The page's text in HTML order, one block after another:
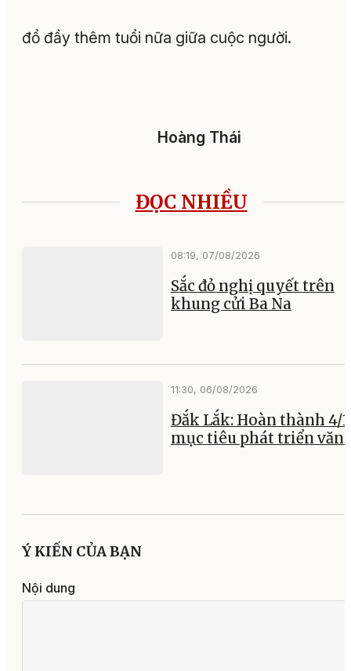
đổ đầy thêm tuổi nữa giữa cuộc người.
Hoàng Thái
ĐỌC NHIỀU
08:19, 07/08/2026
Sắc đỏ nghị quyết trên
khung cửi Ba Na
11:30, 06/08/2026
Đắk Lắk: Hoàn thành 4/
mục tiêu phát triển văn
Ý KIẾN CỦA BẠN
Nội dung